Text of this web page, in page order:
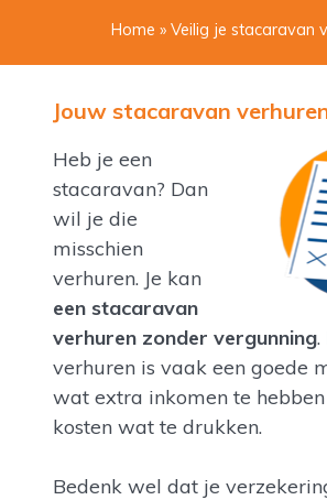
Home » Veilig je stacaravan
Jouw stacaravan
Heb je een
stacaravan? Dan
wil je die
misschien
verhuren. Je kan
een stacaravan
verhuren zonder vergunning.
verhuren is vaak een goede
wat extra inkomen te
kosten wat te drukken.
Bedenk wel dat je